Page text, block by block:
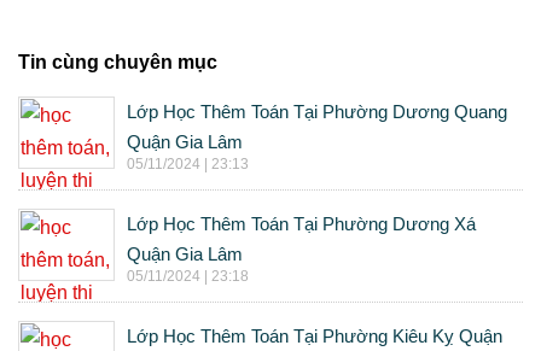
Tin cùng chuyên mục
Lớp Học Thêm Toán Tại Phường Dương Quang
Quận Gia Lâm
05/11/2024 | 23:13
Lớp Học Thêm Toán Tại Phường Dương Xá
Quận Gia Lâm
05/11/2024 | 23:18
Lớp Học Thêm Toán Tại Phường Kiêu Kỵ Quận